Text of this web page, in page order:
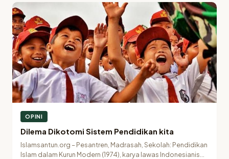
OPINI
Dilema Dikotomi Sistem Pendidikan kita
Islamsantun.org – Pesantren, Madrasah, Sekolah: Pendidikan
Islam dalam Kurun Modern (1974), karya lawas Indonesianis